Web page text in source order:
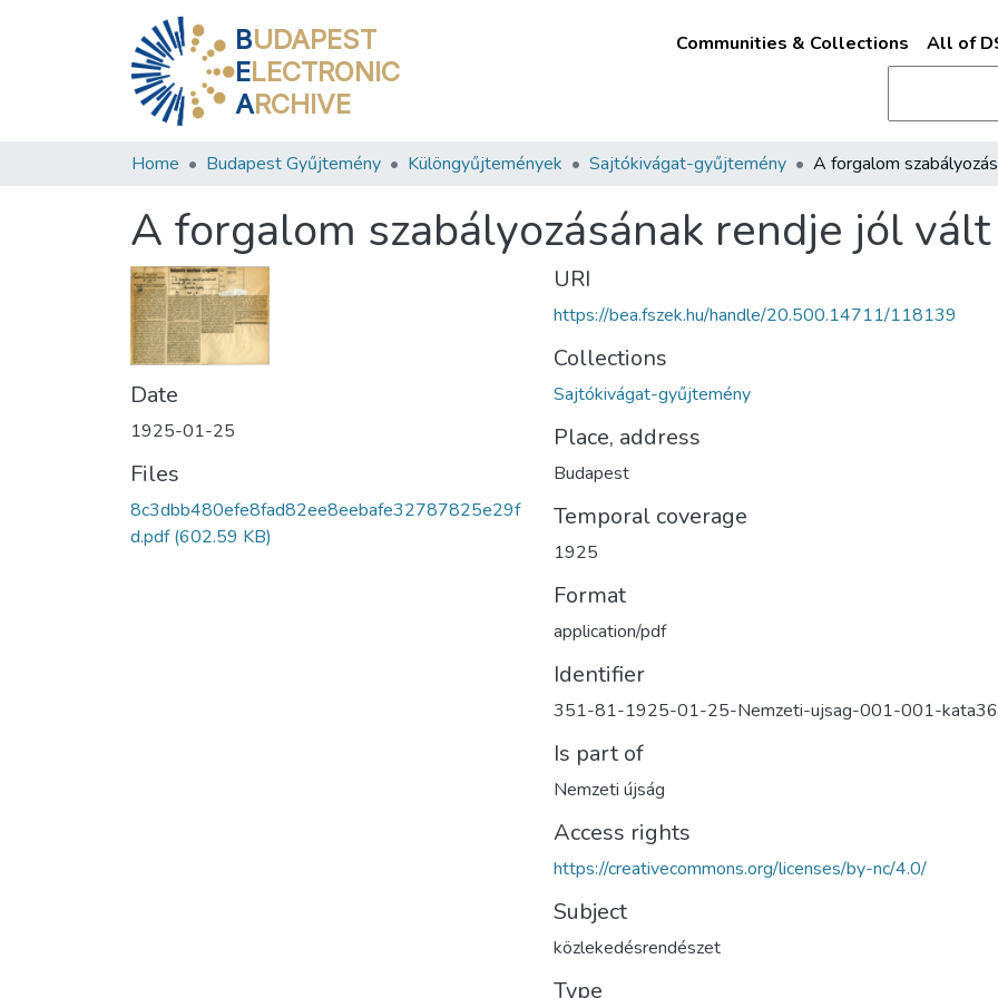
BUDAPEST
ELECTRONIC
ARCHIVE
Communities & Collections All of
Home Budapest Gyűjtemény Különgyűjtemények Sajtókivágat-gyűjtemény
A forgalom szabályozásának rendje jól
Date
1925-01-25
Files
8c3dbb480efe8fad82ee8eebafe32787825e29f
d.pdf(602.59 KB)
URI
https://bea.fszek.hu/handle/20.500.14711/118139
Collections
Sajtókivágat-gyűjtemény
Place, address
Budapest
Temporal coverage
1925
Format
application/pdf
Identifier
351-81-1925-01-25-Nemzeti-ujsag-001-001-
Is part of
Nemzeti újság
Access rights
https://creativecommons.org/licenses/by-nc/4.0/
Subject
közlekedésrendészet
Type